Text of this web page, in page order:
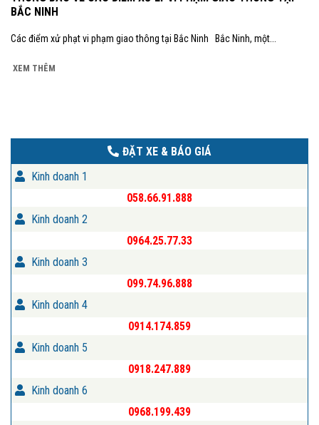
BẮC NINH
Các điểm xử phạt vi phạm giao thông tại Bắc Ninh Bắc Ninh, một...
XEM THÊM
ĐẶT XE & BÁO GIÁ
Kinh doanh 1
058.66.91.888
Kinh doanh 2
0964.25.77.33
Kinh doanh 3
099.74.96.888
Kinh doanh 4
0914.174.859
Kinh doanh 5
0918.247.889
Kinh doanh 6
0968.199.439